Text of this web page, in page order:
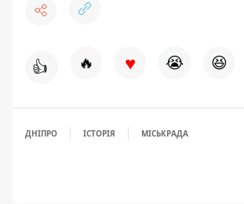
👍 🔥 ♥ 😭 😆
ДНІПРО ІСТОРІЯ МІСЬКРАДА